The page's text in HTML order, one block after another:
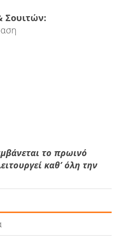
Σουιτών:
το πρωινό
καθʼ όλη την